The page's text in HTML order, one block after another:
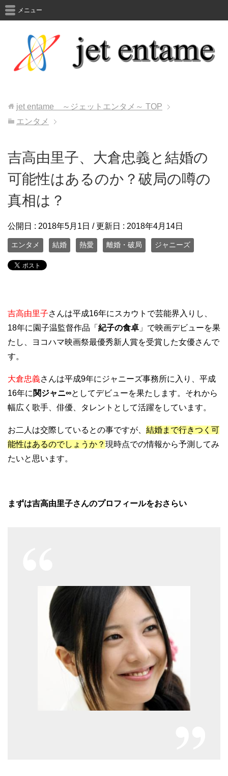
メニュー
jet entame ～ジェットエンタメ～ TOP
エンタメ
吉高由里子、大倉忠義と結婚の
可能性はあるのか？破局の噂の
真相は？
公開日 : 2018年5月1日 / 更新日 : 2018年4月14日
エンタメ 結婚 熱愛 離婚・破局 ジャニーズ
吉高由里子さんは平成16年にスカウトで芸能界入りし、
18年に園子温監督作品「 紀子の食卓 」で映画デビューを果
たし、ヨコハマ映画祭最優秀新人賞を受賞した女優さんで
す。
大倉忠義さんは平成9年にジャニーズ事務所に入り、平成
16年に 関ジャニ∞としてデビューを果たします。それから
幅広く歌手、俳優、タレントとして活躍をしています。
お二人は交際しているとの事ですが、 結婚まで行きつく可
能性はあるのでしょうか？ 現時点での情報から予測してみ
たいと思います。
まずは吉高由里子さんのプロフィールをおさらい